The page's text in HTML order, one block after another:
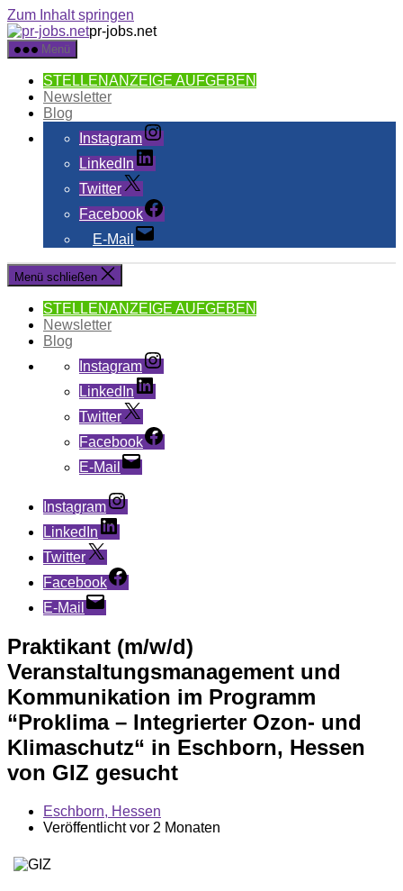
Zum Inhalt springen
pr-jobs.net
Menü
STELLENANZEIGE AUFGEBEN
Newsletter
Blog
Instagram
LinkedIn
Twitter
Facebook
E-Mail
Menü schließen
STELLENANZEIGE AUFGEBEN
Newsletter
Blog
Instagram
LinkedIn
Twitter
Facebook
E-Mail
Instagram
LinkedIn
Twitter
Facebook
E-Mail
Praktikant (m/w/d)
Veranstaltungsmanagement und
Kommunikation im Programm
“Proklima – Integrierter Ozon- und
Klimaschutz“ in Eschborn, Hessen
von GIZ gesucht
Eschborn, Hessen
Veröffentlicht vor 2 Monaten